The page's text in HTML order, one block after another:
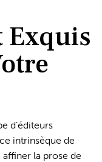
Exquis
d’éditeurs
intrinsèque de
la prose de